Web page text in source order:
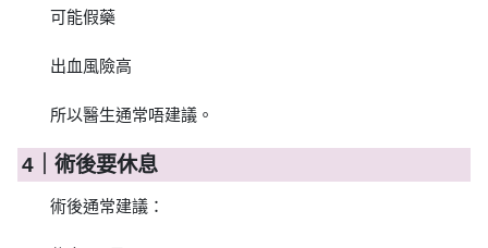
可能假藥
出血風險高
所以醫生通常唔建議。
4｜術後要休息
術後通常建議：